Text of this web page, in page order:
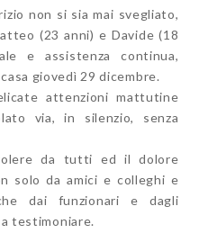
non si sia mai svegliato,
(23 anni) e Davide (18
e assistenza continua,
giovedì 29 dicembre.
attenzioni mattutine
via, in silenzio, senza
da tutti ed il dolore
solo da amici e colleghi e
dai funzionari e dagli
testimoniare.